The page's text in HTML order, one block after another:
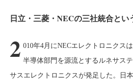
日立・三菱・NECの三社統合とい
2 010年4月にNECエレクトロニクス
半導体部門を源流とするルネサス
サスエレクトロニクスが発足した。日